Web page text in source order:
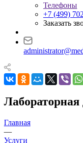
Телефоны
+7 (499)
Заказать
Лабораторная
Главная
—
Услуги